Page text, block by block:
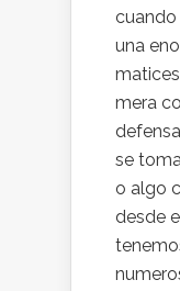
una
mera
se
o algo
desde